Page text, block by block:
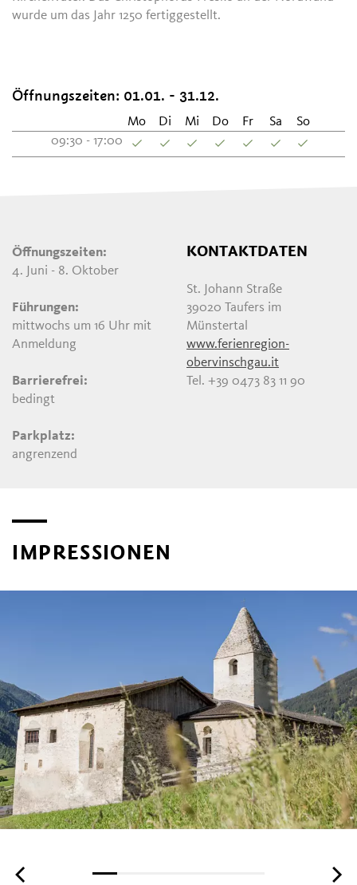
wurde um das Jahr 1250 fertiggestellt.
Öffnungszeiten: 01.01. - 31.12.
Mo Di Mi Do Fr Sa
So
09:30 - 17:00
Öffnungszeiten:
4. Juni - 8. Oktober
Führungen:
mittwochs um 16 Uhr mit
Anmeldung
Barrierefrei:
bedingt
Parkplatz:
angrenzend
KONTAKTDATEN
St. Johann Straße
39020 Taufers im
Münstertal
www.ferienregion-
obervinschgau.it
Tel. +39 0473 83 11 90
IMPRESSIONEN